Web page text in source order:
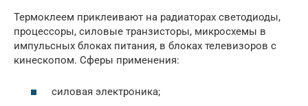
Термоклеем приклеивают на радиаторах светодиоды,
процессоры, силовые транзисторы, микросхемы в
импульсных блоках питания, в блоках телевизоров с
кинескопом. Сферы применения:
силовая электроника;